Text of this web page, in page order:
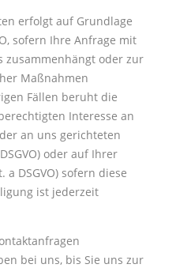
erfolgt auf Grundlage
sofern Ihre Anfrage mit
zusammenhängt oder zur
Maßnahmen
Fällen beruht die
Interesse an
an uns gerichteten
oder auf Ihrer
DSGVO) sofern diese
ist jederzeit
bei uns, bis Sie uns zur